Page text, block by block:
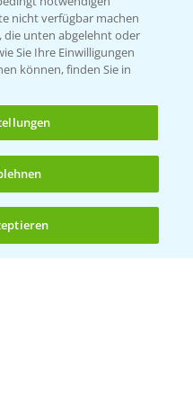
4)
uns
Datenschutzerklärung
nicht verfügbar machen
die unten abgelehnt oder
Sie Ihre Einwilligungen
können, finden Sie in